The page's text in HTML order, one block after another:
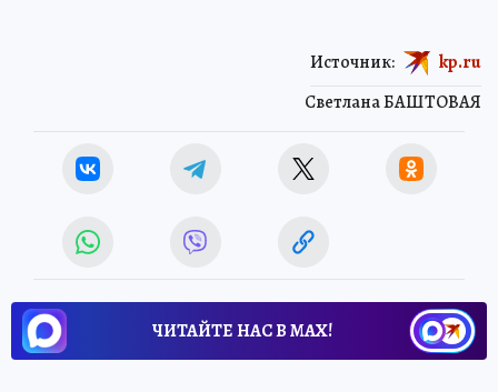
Светлана БАШТОВАЯ
Источник: kp.ru
ЧИТАЙТЕ НАС В МАХ!